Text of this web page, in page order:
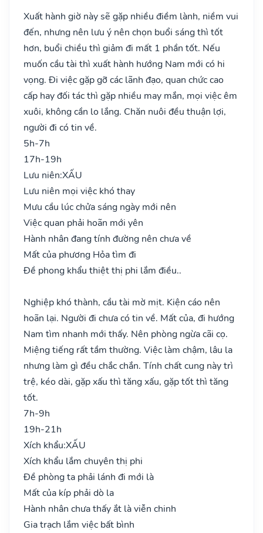
Xuất hành giờ này sẽ gặp nhiều điềm lành, niềm vui
đến, nhưng nên lưu ý nên chọn buổi sáng thì tốt
hơn, buổi chiều thì giảm đi mất 1 phần tốt. Nếu
muốn cầu tài thì xuất hành hướng Nam mới có hi
vọng. Đi việc gặp gỡ các lãnh đạo, quan chức cao
cấp hay đối tác thì gặp nhiều may mắn, mọi việc êm
xuôi, không cần lo lắng. Chăn nuôi đều thuận lợi,
người đi có tin về.
5h-7h
17h-19h
Lưu niên:XẤU
Lưu niên mọi việc khó thay
Mưu cầu lúc chửa sáng ngày mới nên
Việc quan phải hoãn mới yên
Hành nhân đang tính đường nên chưa về
Mất của phương Hỏa tìm đi
Đề phong khẩu thiệt thị phi lắm điều..
Nghiệp khó thành, cầu tài mờ mịt. Kiện cáo nên
hoãn lại. Người đi chưa có tin về. Mất của, đi hướng
Nam tìm nhanh mới thấy. Nên phòng ngừa cãi cọ.
Miệng tiếng rất tầm thường. Việc làm chậm, lâu la
nhưng làm gì đều chắc chắn. Tính chất cung này trì
trệ, kéo dài, gặp xấu thì tăng xấu, gặp tốt thì tăng
tốt.
7h-9h
19h-21h
Xích khẩu:XẤU
Xích khẩu lắm chuyên thị phi
Đề phòng ta phải lánh đi mới là
Mất của kíp phải dò la
Hành nhân chưa thấy ắt là viễn chinh
Gia trạch lắm việc bất bình